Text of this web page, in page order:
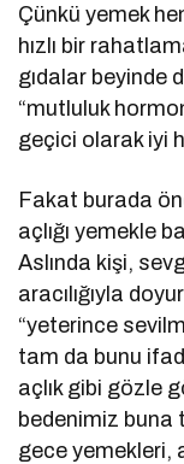
Çünkü yemek
hızlı bir
gıdalar beyinde
“mutluluk
geçici olarak iyi
Fakat burada
açlığı yemekle
Aslında kişi,
aracılığıyla
“yeterince
tam da bunu
açlık gibi gözle
bedenimiz buna
gece yemekleri,